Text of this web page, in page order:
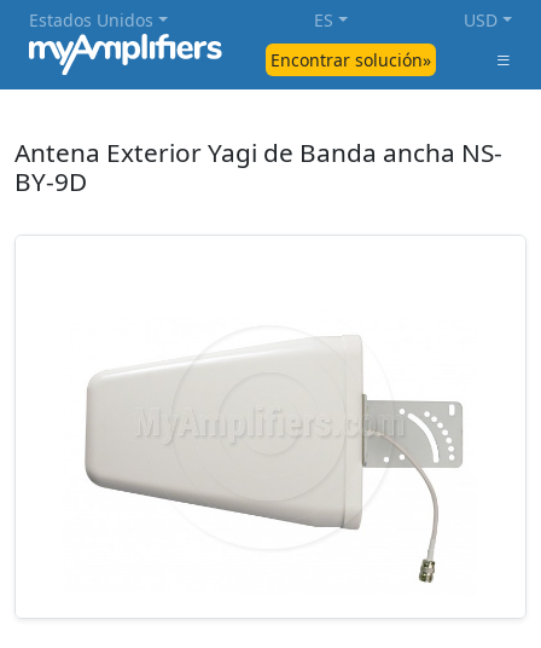
Encontrar solución»
Estados Unidos ES USD
Antena Exterior Yagi de Banda ancha NS-
BY-9D